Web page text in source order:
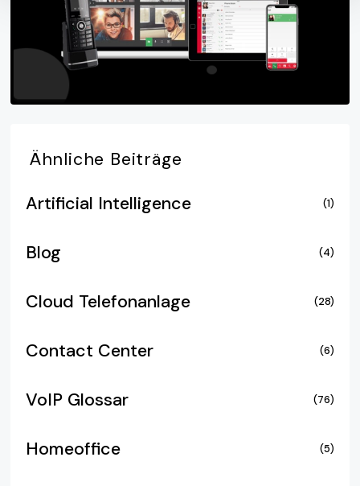
Ähnliche Beiträge
Artificial Intelligence
(1)
Blog (4)
Cloud Telefonanlage (28)
Contact Center (6)
VoIP Glossar (76)
Homeoffice (5)